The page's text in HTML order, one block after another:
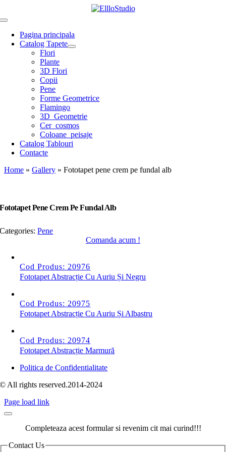
to
Toggle
NavigationPagina principala
Catalog Tapete
Flori
Plante
3D Flori
Copii
Pene
Forme Geometrice
Flamingo
3D_Geometrie
Cer_cosmos
Coloane_peisaje
Catalog Tablouri
Contacte
Home » Gallery » Fototapet pene crem pe fundal alb
Fototapet Pene Crem Pe Fundal Alb
Categories:Pene
Comanda acum !
Cod Produs: 20976
Fototapet Abstracție Cu Auriu Și Negru
Cod Produs: 20975
Fototapet Abstracție Cu Auriu Și Albastru
Cod Produs: 20974
Fototapet Abstracție Marmură
Politica de Confidentialitate
© All rights reserved.2014-2024
Page load link
Completeaza acest formular si revenim cit mai curind!!!
Contact Us